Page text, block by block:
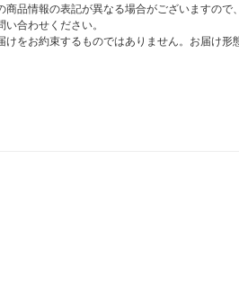
品情報の表記が異なる場合がございますの
合わせください。
をお約束するものではありません。お届け